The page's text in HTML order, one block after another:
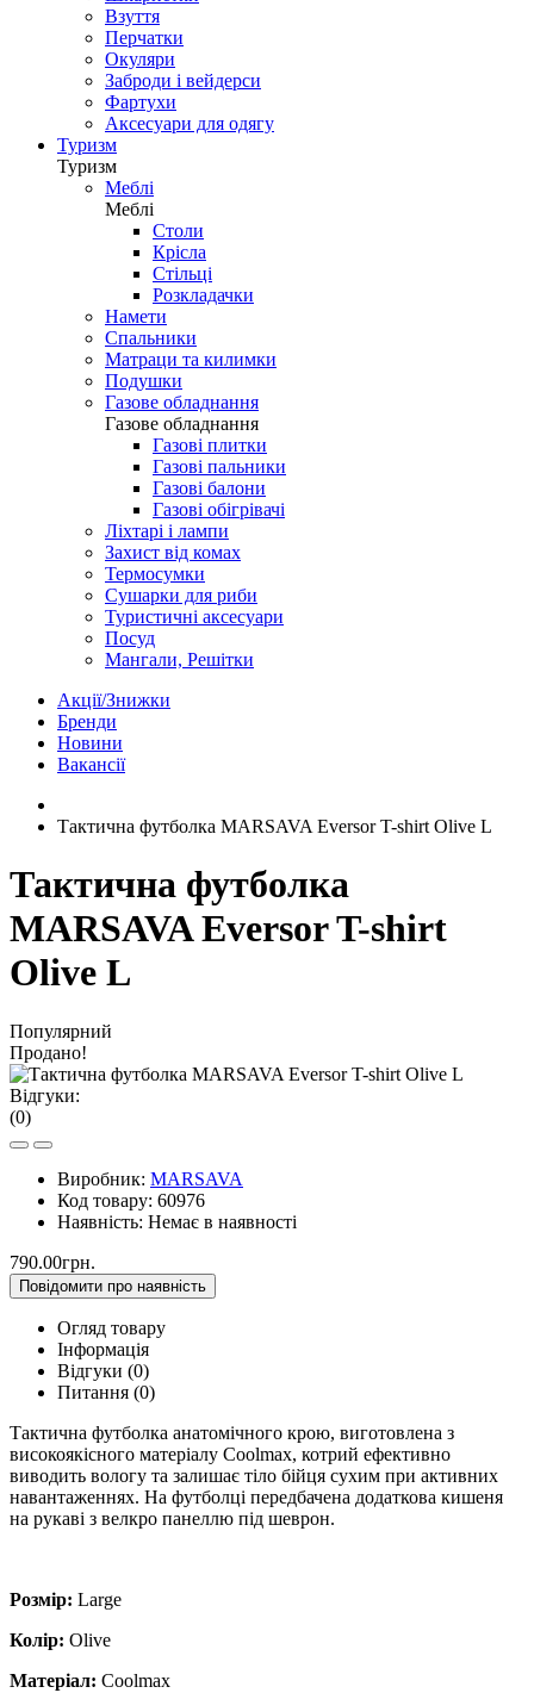
Взуття
Перчатки
Окуляри
Заброди і вейдерси
Фартухи
Аксесуари для одягу
Туризм
Туризм
Меблі
Меблі
Столи
Крісла
Стільці
Розкладачки
Намети
Спальники
Матраци та килимки
Подушки
Газове обладнання
Газове обладнання
Газові плитки
Газові пальники
Газові балони
Газові обігрівачі
Ліхтарі і лампи
Захист від комах
Термосумки
Сушарки для риби
Туристичні аксесуари
Посуд
Мангали, Решітки
Акції/Знижки
Бренди
Новини
Вакансії
Тактична футболка MARSAVA Eversor T-shirt Olive L
Тактична футболка
MARSAVA Eversor T-shirt
Olive L
Популярний
Продано!
Відгуки:
(0)
Виробник: MARSAVA
Код товару: 60976
Наявність: Немає в наявності
790.00грн.
Повідомити про наявність
Огляд товару
Інформація
Відгуки (0)
Питання (0)
Тактична футболка анатомічного крою, виготовлена з
високоякісного матеріалу Coolmax, котрий ефективно
виводить вологу та залишає тіло бійця сухим при активних
навантаженнях. На футболці передбачена додаткова кишеня
на рукаві з велкро панеллю під шеврон.
Розмір: Large
Колір: Olive
Матеріал: Coolmax